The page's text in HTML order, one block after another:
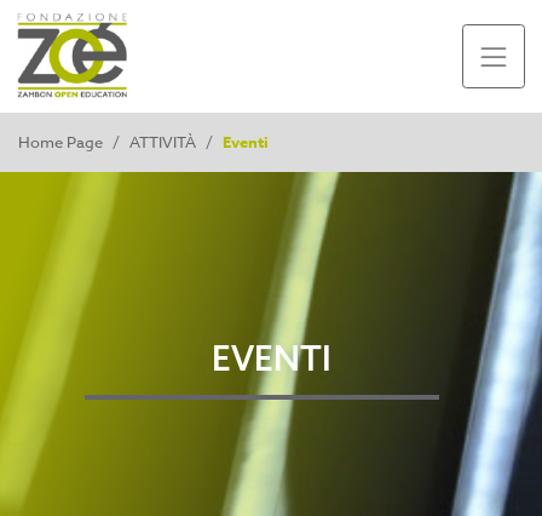
Home Page / ATTIVITÀ / Eventi
EVENTI